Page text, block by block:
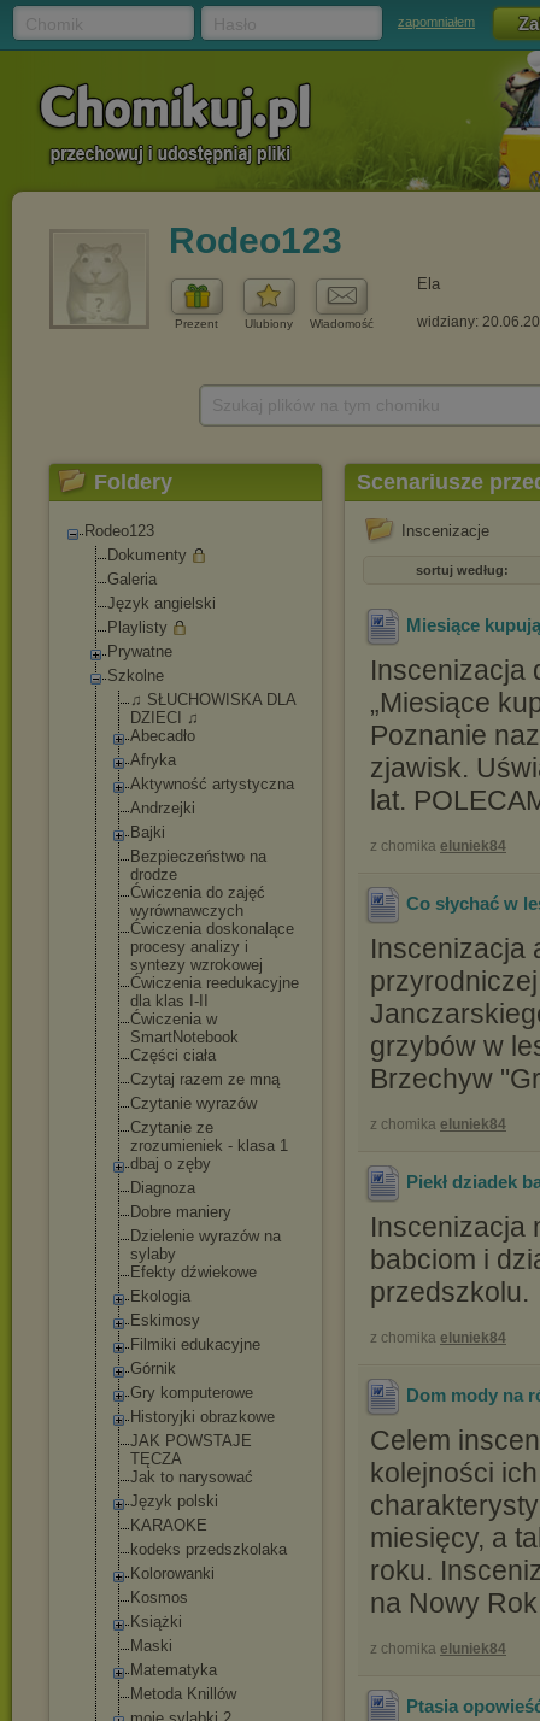
zapomniałem
Rodeo123
Prezent Ulubiony Wiadomość
Ela
widziany:
Foldery
Rodeo123
Dokumenty
Galeria
Język angielski
Playlisty
Prywatne
Szkolne
♫ SŁUCHOWISKA DLA
DZIECI ♫
Abecadło
Afryka
Aktywność artystyczna
Andrzejki
Bajki
Bezpieczeństwo na
drodze
Ćwiczenia do zajęć
wyrównawczych
Ćwiczenia doskonalące
procesy analizy i
syntezy wzrokowej
Ćwiczenia reedukacyjne
dla klas I-II
Ćwiczenia w
SmartNotebook
Części ciała
Czytaj razem ze mną
Czytanie wyrazów
Czytanie ze
zrozumieniek - klasa 1
dbaj o zęby
Diagnoza
Dobre maniery
Dzielenie wyrazów na
sylaby
Efekty dźwiekowe
Ekologia
Eskimosy
Filmiki edukacyjne
Górnik
Gry komputerowe
Historyjki obrazkowe
JAK POWSTAJE
TĘCZA
Jak to narysować
Język polski
KARAOKE
kodeks przedszkolaka
Kolorowanki
Kosmos
Książki
Maski
Matematyka
Metoda Knillów
Scenariusze
Inscenizacje
sortuj według:
Miesiące
Inscenizacja
„Miesiące
Poznanie
zjawisk.
lat.
z chomika eluniek84
Co słychać w
Inscenizacja
grzybów w
Brzechyw
z chomika eluniek84
Piekł dziadek
Inscenizacja
babciom i
przedszkolu.
z chomika eluniek84
Dom mody na
Celem
kolejności
miesięcy, a
roku.
na Nowy
z chomika eluniek84
Ptasia